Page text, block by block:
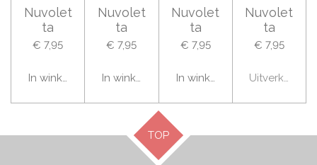
Nuvolet
ta
€ 7,95
In winkelwagen
Nuvolet
ta
€ 7,95
In winkelwagen
Nuvolet
ta
€ 7,95
In winkelwagen
Nuvolet
ta
€ 7,95
Uitverkocht
TOP